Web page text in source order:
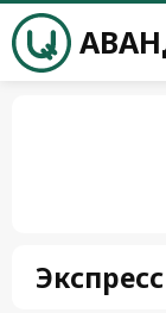
Экспресс